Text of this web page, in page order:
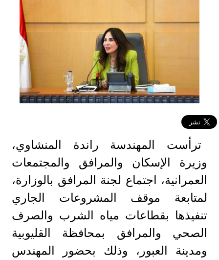
ترأست المهندسة راندة المنشاوي،
وزيرة الإسكان والمرافق والمجتمعات
العمرانية، اجتماع لجنة المرافق بالوزارة،
لمتابعة موقف المشروعات الجاري
تنفيذها بقطاعات مياه الشرب والصرف
الصحي والمرافق بمحافظة القليوبية
ومدينة العبور، وذلك بحضور المهندس